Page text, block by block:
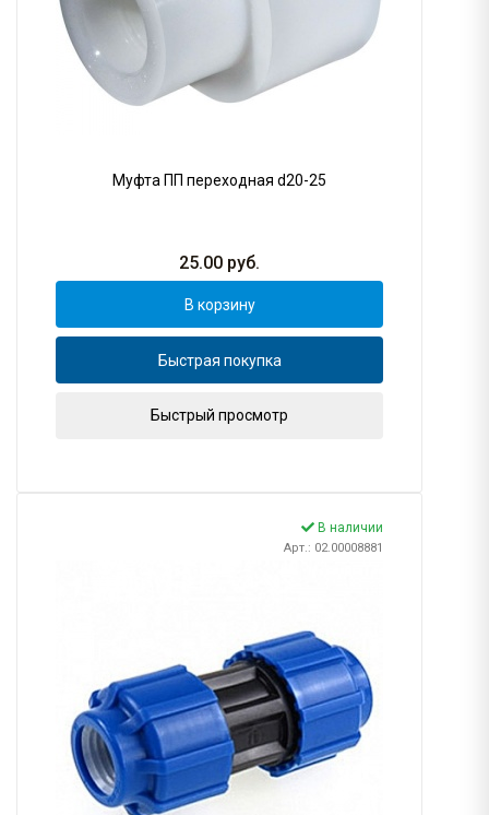
Муфта ПП переходная d20-25
25.00 руб.
В корзину
Быстрая покупка
Быстрый просмотр
В наличии
Арт.: 02.00008881